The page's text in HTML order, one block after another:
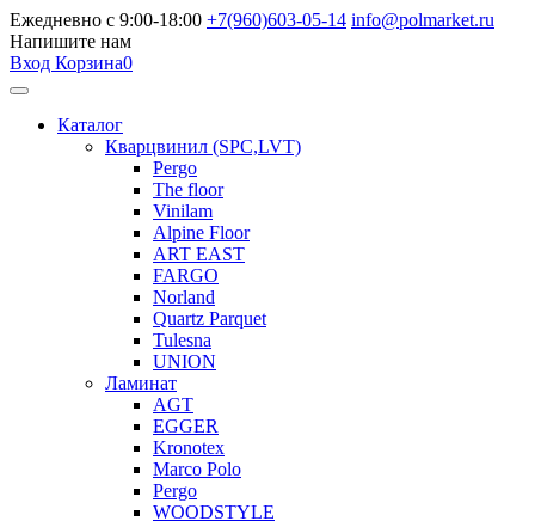
Ежедневно с 9:00-18:00 +7(960)603-05-14 info@polmarket.ru
Напишите нам
Вход Корзина0
Каталог
Кварцвинил (SPC,LVT)
Pergo
The floor
Vinilam
Alpine Floor
ART EAST
FARGO
Norland
Quartz Parquet
Tulesna
UNION
Ламинат
AGT
EGGER
Kronotex
Marco Polo
Pergo
WOODSTYLE